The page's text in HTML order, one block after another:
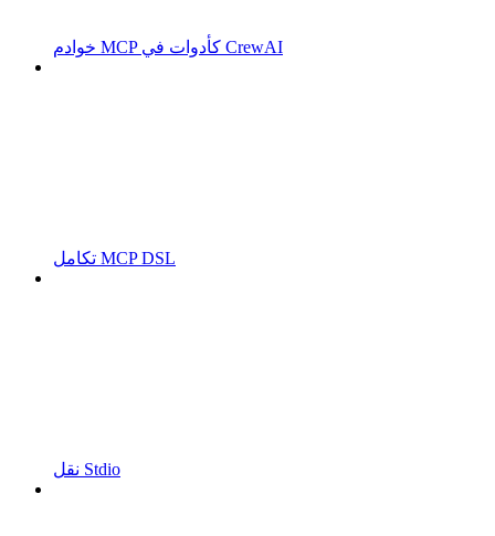
خوادم MCP كأدوات في CrewAI
تكامل MCP DSL
نقل Stdio